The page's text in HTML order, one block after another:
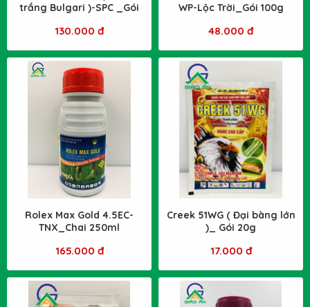
trắng Bulgari )-SPC _Gói
130.000 đ
WP-Lộc Trời_Gói 100g
48.000 đ
Rolex Max Gold 4.5EC-
TNX_Chai 250ml
165.000 đ
Creek 51WG ( Đại bàng lớn
)_ Gói 20g
17.000 đ